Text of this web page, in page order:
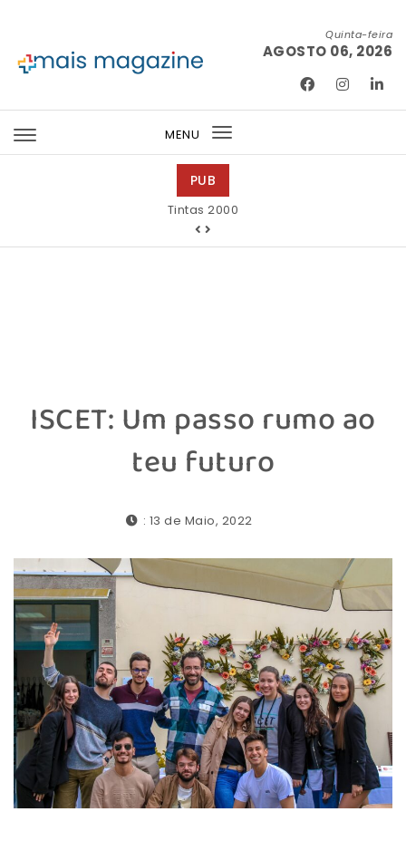
Quinta-feira
AGOSTO 06, 2026
MENU
Toggle
PUB
Tintas 2000
ISCET: Um passo rumo ao
teu futuro
: 13 de Maio, 2022